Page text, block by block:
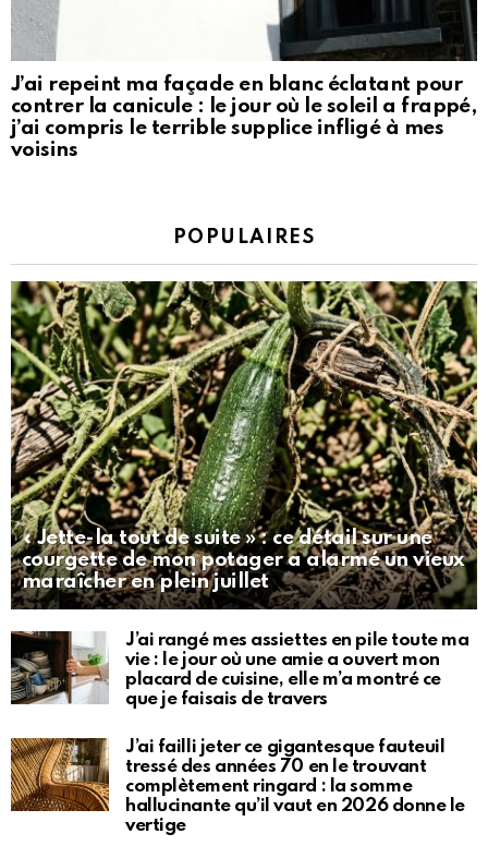
J’ai repeint ma façade en blanc éclatant pour
contrer la canicule : le jour où le soleil a frappé,
j’ai compris le terrible supplice infligé à mes
voisins
POPULAIRES
« Jette-la tout de suite » : ce détail sur une
courgette de mon potager a alarmé un vieux
maraîcher en plein juillet
J’ai rangé mes assiettes en pile toute ma
vie : le jour où une amie a ouvert mon
placard de cuisine, elle m’a montré ce
que je faisais de travers
J’ai failli jeter ce gigantesque fauteuil
tressé des années 70 en le trouvant
complètement ringard : la somme
hallucinante qu’il vaut en 2026 donne le
vertige